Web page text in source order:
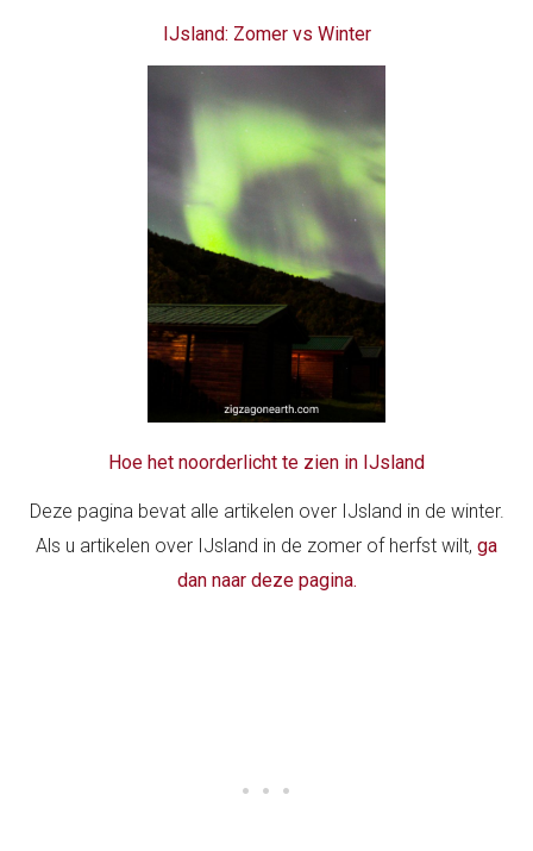
IJsland: Zomer vs Winter
Hoe het noorderlicht te zien in IJsland
Deze pagina bevat alle artikelen over IJsland in de winter.
Als u artikelen over IJsland in de zomer of herfst wilt, ga
dan naar deze pagina.